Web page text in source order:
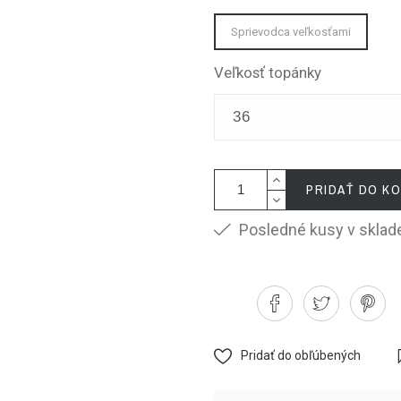
Sprievodca veľkosťami
Veľkosť topánky
PRIDAŤ DO
Posledné kusy v
Pridať do obľúbených